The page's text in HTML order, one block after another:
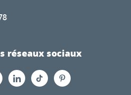
réseaux sociaux